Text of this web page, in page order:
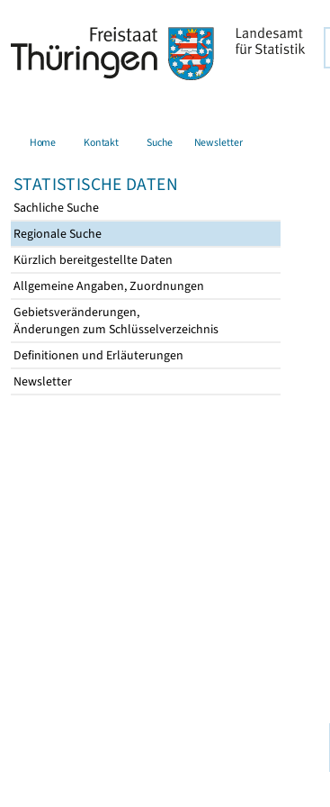
Home Kontakt Suche Newsletter
STATISTISCHE DATEN
Sachliche Suche
Regionale Suche
Kürzlich bereitgestellte Daten
Allgemeine Angaben, Zuordnungen
Gebietsveränderungen,
Änderungen zum Schlüsselverzeichnis
Definitionen und Erläuterungen
Newsletter